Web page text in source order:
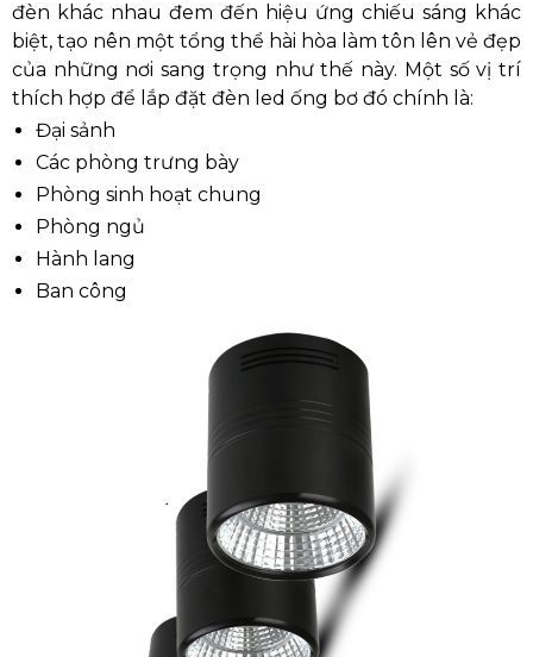
đèn khác nhau đem đến hiệu ứng chiếu sáng khác
biệt, tạo nên một tổng thể hài hòa làm tôn lên vẻ đẹp
của những nơi sang trọng như thế này. Một số vị trí
thích hợp để lắp đặt đèn led ống bơ đó chính là:
Đại sảnh
Các phòng trưng bày
Phòng sinh hoạt chung
Phòng ngủ
Hành lang
Ban công